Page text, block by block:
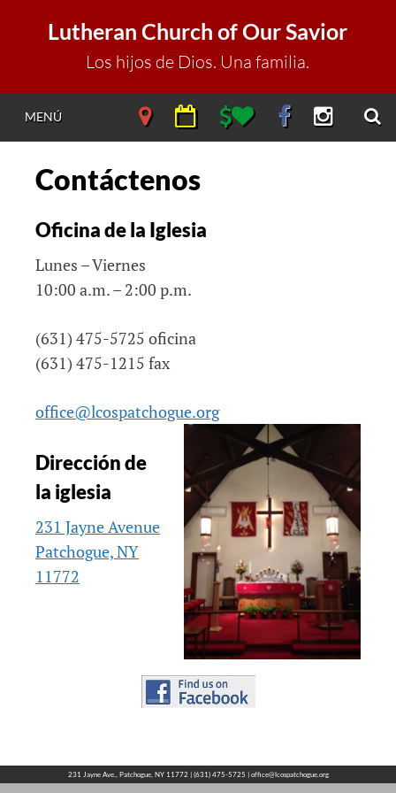
Lutheran Church of Our Savior
Los hijos de Dios. Una familia.
MENÚ
NAVIGATE
DIRECTIONS
NAVIGATE
CALENDAR
NAVIGATE
DONATE
NAVIGATE
FACEBOOK
NAVIGATE
Contáctenos
Oficina de la Iglesia
Lunes – Viernes
10:00 a.m. – 2:00 p.m.
(631) 475-5725 oficina
(631) 475-1215 fax
office@lcospatchogue.org
Dirección de
la iglesia
231 Jayne Avenue
Patchogue, NY
11772
231 Jayne Ave., Patchogue, NY 11772 | (631) 475-5725 | office@lcospatchogue.org